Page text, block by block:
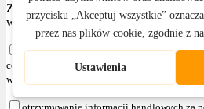
ZAMAWIAJĄCY, będąc
wycofania zgody w każdym czasie,
przetwarzanie swoich danych osobowych
celów marketingowych PRZEDSIĘBIORCY,
w § 4 ust. 2